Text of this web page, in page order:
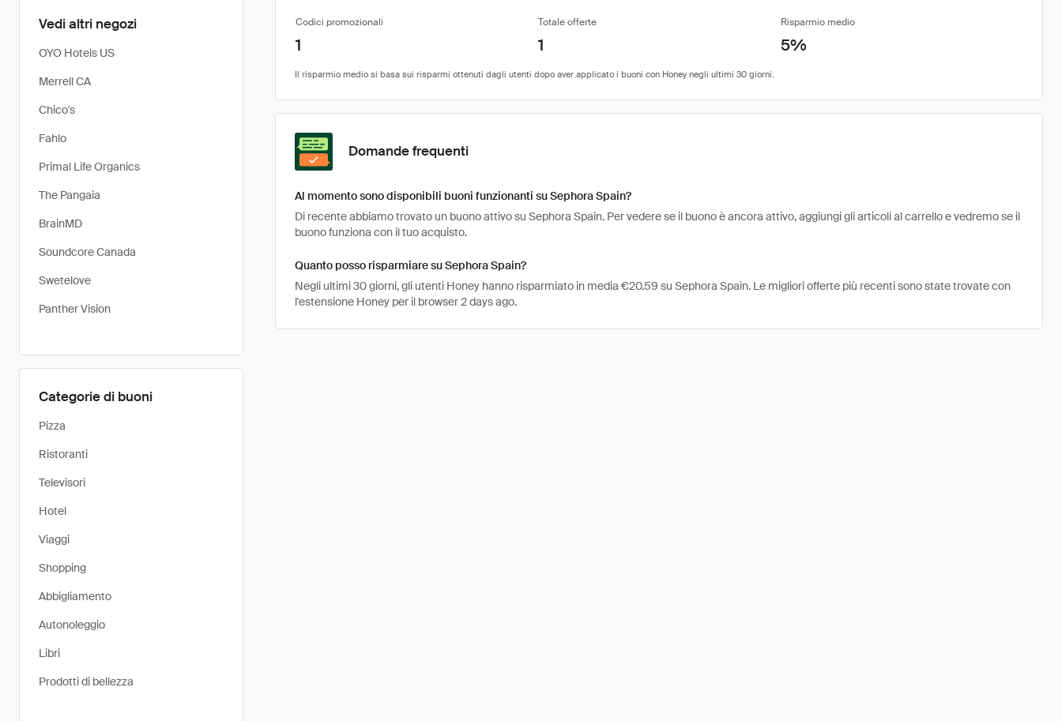
Vedi altri negozi
OYO Hotels US
Merrell CA
Chico's
Fahlo
Primal Life Organics
The Pangaia
BrainMD
Soundcore Canada
Swetelove
Panther Vision
Categorie di buoni
Pizza
Ristoranti
Televisori
Hotel
Viaggi
Shopping
Abbigliamento
Autonoleggio
Libri
Prodotti di bellezza
Codici promozionali Totale offerte Risparmio medio
1 1 5%
Domande frequenti
Al momento sono disponibili buoni funzionanti su Sephora Spain?
Di recente abbiamo trovato un buono attivo su Sephora Spain. Per vedere se il buono è ancora attivo, aggiungi gli articoli al carrello e vedremo se il
buono funziona con il tuo acquisto.
Quanto posso risparmiare su Sephora Spain?
Negli ultimi 30 giorni, gli utenti Honey hanno risparmiato in media €20.59 su Sephora Spain. Le migliori offerte più recenti sono state trovate con
l'estensione Honey per il browser 2 days ago.